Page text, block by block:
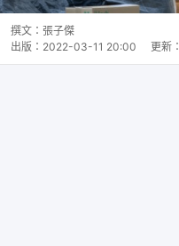
撰文： 張子傑
出版： 2022-03-11 20:00 更新：